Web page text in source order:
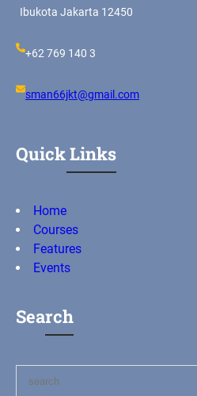
Ibukota Jakarta 12450
+62 769 140 3
sman66jkt@gmail.com
Quick Links
Home
Courses
Features
Events
Search